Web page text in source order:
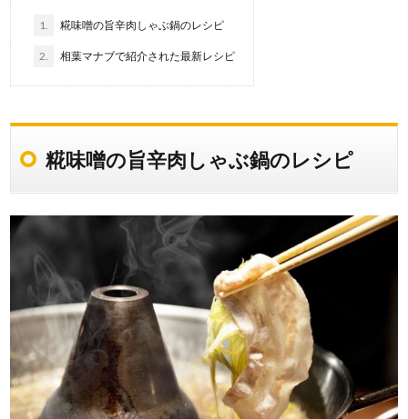
1. 糀味噌の旨辛肉しゃぶ鍋のレシピ
2. 相葉マナブで紹介された最新レシピ
糀味噌の旨辛肉しゃぶ鍋のレシピ